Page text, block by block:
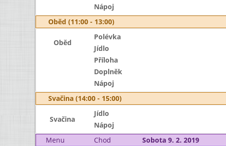
Nápoj
Oběd (11:00 - 13:00)
Oběd
Polévka
Jídlo
Příloha
Doplněk
Nápoj
Svačina (14:00 - 15:00)
Svačina
Jídlo
Nápoj
Menu
Chod
Sobota 9. 2. 2019